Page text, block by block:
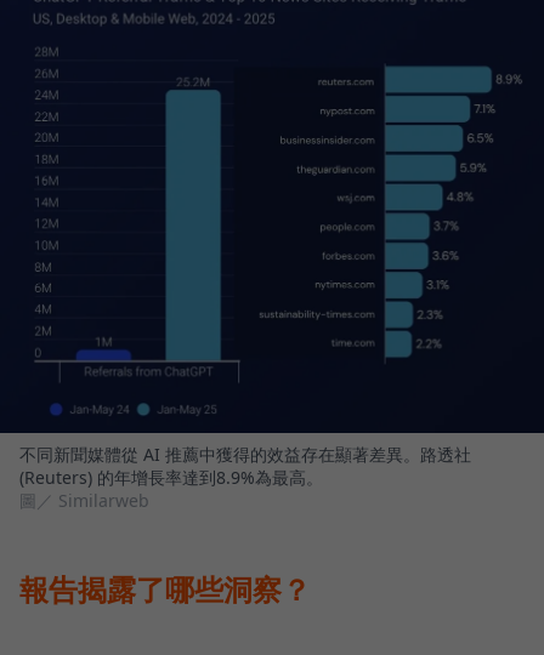
不同新聞媒體從 AI 推薦中獲得的效益存在顯著差異。路透社
(Reuters) 的年增長率達到8.9%為最高。
圖／ Similarweb
報告揭露了哪些洞察？